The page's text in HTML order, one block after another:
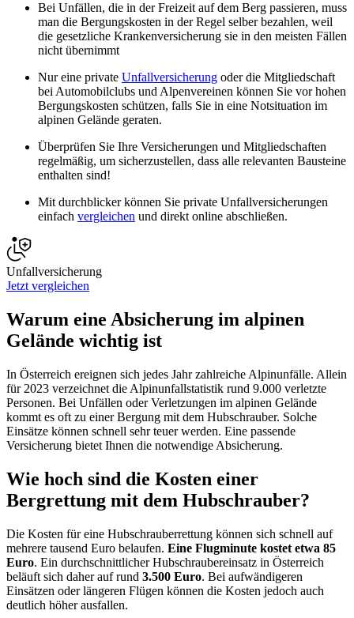
Bei Unfällen, die in der Freizeit auf dem Berg passieren, muss
man die Bergungskosten in der Regel selber bezahlen, weil
die gesetzliche Krankenversicherung sie in den meisten Fällen
nicht übernimmt
Nur eine private Unfallversicherung oder die Mitgliedschaft
bei Automobilclubs und Alpenvereinen können Sie vor hohen
Bergungskosten schützen, falls Sie in eine Notsituation im
alpinen Gelände geraten.
Überprüfen Sie Ihre Versicherungen und Mitgliedschaften
regelmäßig, um sicherzustellen, dass alle relevanten Bausteine
enthalten sind!
Mit durchblicker können Sie private Unfallversicherungen
einfach vergleichen und direkt online abschließen.
Unfallversicherung
Jetzt vergleichen
Warum eine Absicherung im alpinen
Gelände wichtig ist
In Österreich ereignen sich jedes Jahr zahlreiche Alpinunfälle. Allein
für 2023 verzeichnet die Alpinunfallstatistik rund 9.000 verletzte
Personen. Bei Unfällen oder Verletzungen im alpinen Gelände
kommt es oft zu einer Bergung mit dem Hubschrauber. Solche
Einsätze können schnell sehr teuer werden. Eine passende
Versicherung bietet Ihnen die notwendige Absicherung.
Wie hoch sind die Kosten einer
Bergrettung mit dem Hubschrauber?
Die Kosten für eine Hubschrauberrettung können sich schnell auf
mehrere tausend Euro belaufen. Eine Flugminute kostet etwa 85
Euro. Ein durchschnittlicher Hubschraubereinsatz in Österreich
beläuft sich daher auf rund 3.500 Euro. Bei aufwändigeren
Einsätzen oder längeren Flügen können die Kosten jedoch auch
deutlich höher ausfallen.